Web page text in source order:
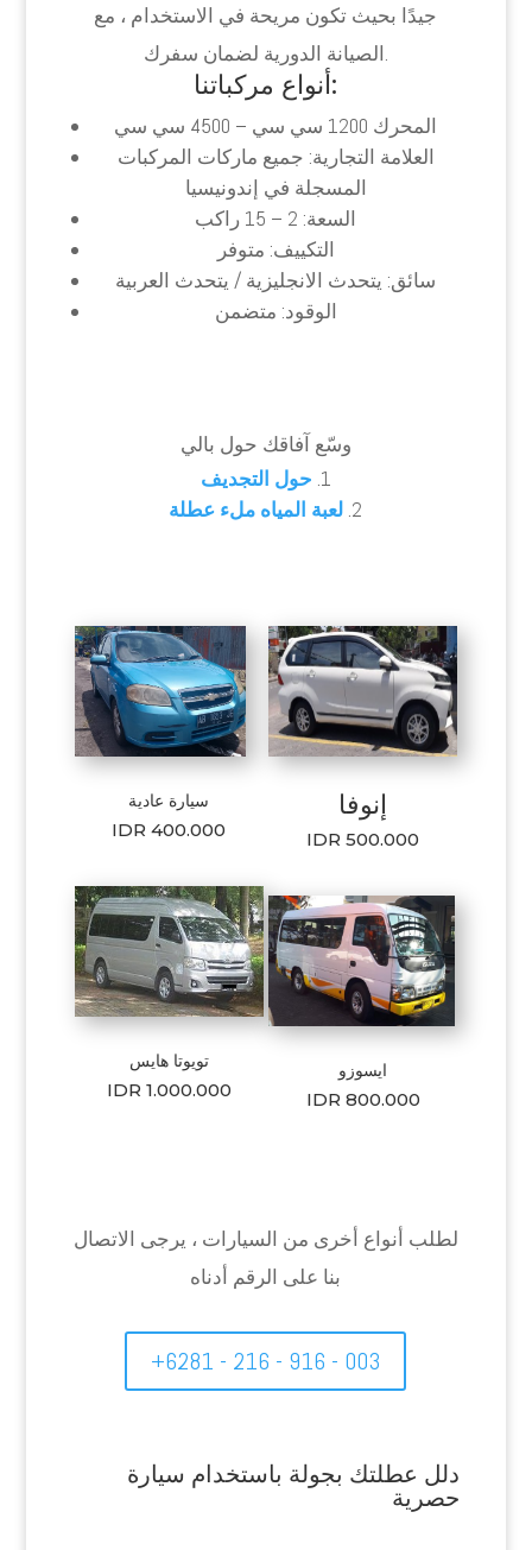
جيدًا بحيث تكون مريحة في الاستخدام ، مع
الصيانة الدورية لضمان سفرك.
أنواع مركباتنا:
المحرك 1200 سي سي – 4500 سي سي
العلامة التجارية: جميع ماركات المركبات
المسجلة في إندونيسيا
السعة: 2 – 15 راكب
التكييف: متوفر
سائق: يتحدث الانجليزية / يتحدث العربية
الوقود: متضمن
وسّع آفاقك حول بالي
حول التجديف
لعبة المياه ملء عطلة
سيارة عادية
IDR 400.000
تويوتا هايس
IDR 1.000.000
إنوفا
IDR 500.000
ايسوزو
IDR 800.000
لطلب أنواع أخرى من السيارات ، يرجى الاتصال
بنا على الرقم أدناه
+6281 - 216 - 916 - 003
دلل عطلتك بجولة باستخدام سيارة
حصرية